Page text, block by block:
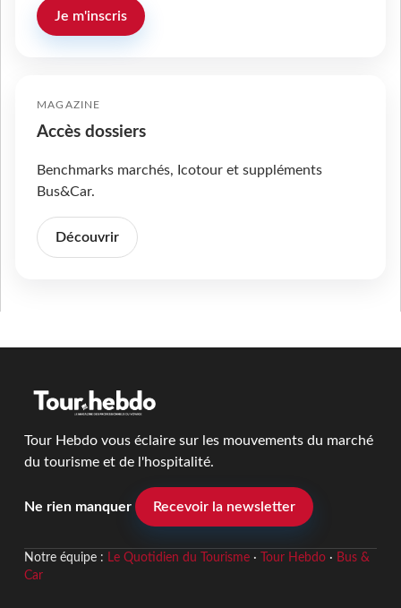
Je m'inscris
MAGAZINE
Accès dossiers
Benchmarks marchés, Icotour et suppléments
Bus&Car.
Découvrir
Tour Hebdo vous éclaire sur les mouvements du marché
du tourisme et de l'hospitalité.
Ne rien manquer Recevoir la newsletter
Notre équipe : Le Quotidien du Tourisme· Tour Hebdo· Bus &
Car